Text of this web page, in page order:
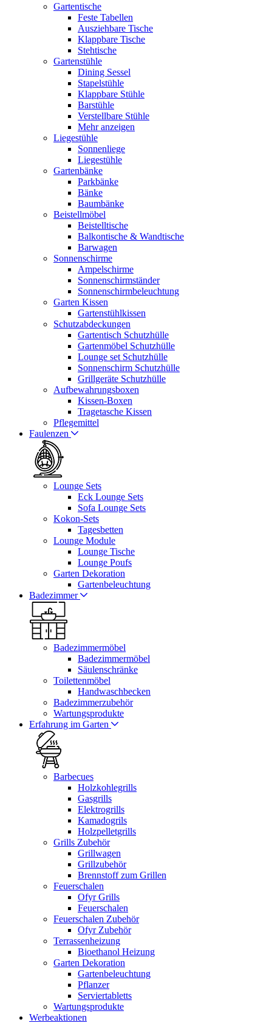
Gartentische
Feste Tabellen
Ausziehbare Tische
Klappbare Tische
Stehtische
Gartenstühle
Dining Sessel
Stapelstühle
Klappbare Stühle
Barstühle
Verstellbare Stühle
Mehr anzeigen
Liegestühle
Sonnenliege
Liegestühle
Gartenbänke
Parkbänke
Bänke
Baumbänke
Beistellmöbel
Beistelltische
Balkontische & Wandtische
Barwagen
Sonnenschirme
Ampelschirme
Sonnenschirmständer
Sonnenschirmbeleuchtung
Garten Kissen
Gartenstühlkissen
Schutzabdeckungen
Gartentisch Schutzhülle
Gartenmöbel Schutzhülle
Lounge set Schutzhülle
Sonnenschirm Schutzhülle
Grillgeräte Schutzhülle
Aufbewahrungsboxen
Kissen-Boxen
Tragetasche Kissen
Pflegemittel
Faulenzen
Lounge Sets
Eck Lounge Sets
Sofa Lounge Sets
Kokon-Sets
Tagesbetten
Lounge Module
Lounge Tische
Lounge Poufs
Garten Dekoration
Gartenbeleuchtung
Badezimmer
Badezimmermöbel
Badezimmermöbel
Säulenschränke
Toilettenmöbel
Handwaschbecken
Badezimmerzubehör
Wartungsprodukte
Erfahrung im Garten
Barbecues
Holzkohlegrills
Gasgrills
Elektrogrills
Kamadogrils
Holzpelletgrills
Grills Zubehör
Grillwagen
Grillzubehör
Brennstoff zum Grillen
Feuerschalen
Ofyr Grills
Feuerschalen
Feuerschalen Zubehör
Ofyr Zubehör
Terrassenheizung
Bioethanol Heizung
Garten Dekoration
Gartenbeleuchtung
Pflanzer
Serviertabletts
Wartungsprodukte
Werbeaktionen